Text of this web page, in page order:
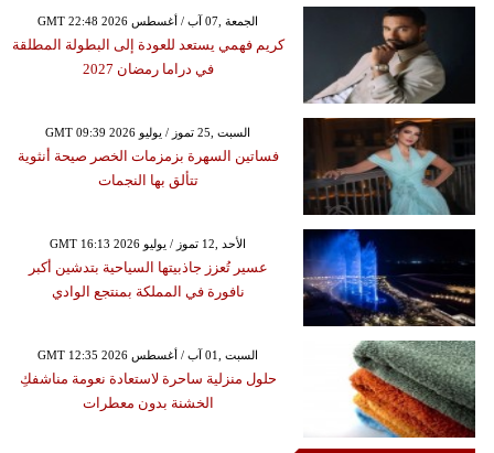
GMT 22:48 2026 الجمعة ,07 آب / أغسطس
كريم فهمي يستعد للعودة إلى البطولة المطلقة
في دراما رمضان 2027
GMT 09:39 2026 السبت ,25 تموز / يوليو
فساتين السهرة بزمزمات الخصر صيحة أنثوية
تتألق بها النجمات
GMT 16:13 2026 الأحد ,12 تموز / يوليو
عسير تُعزز جاذبيتها السياحية بتدشين أكبر
نافورة في المملكة بمنتجع الوادي
GMT 12:35 2026 السبت ,01 آب / أغسطس
حلول منزلية ساحرة لاستعادة نعومة مناشفكِ
الخشنة بدون معطرات